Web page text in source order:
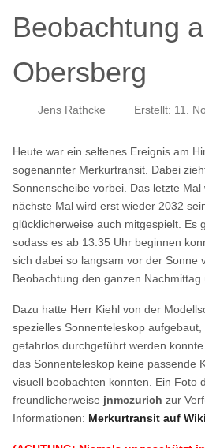
Beobachtung
Obersberg
Jens Rathcke Erstellt: 11.
Heute war ein seltenes Ereignis am
sogenannter Merkurtransit. Dabei
Sonnenscheibe vorbei. Das letzte
nächste Mal wird erst wieder 2032
glücklicherweise auch mitgespielt. Es
sodass es ab 13:35 Uhr beginnen
sich dabei so langsam vor der Sonne
Beobachtung den ganzen Nachmittag
Dazu hatte Herr Kiehl von der
spezielles Sonnenteleskop
gefahrlos durchgeführt werden
das Sonnenteleskop keine passende
visuell beobachten konnten. Ein Foto
freundlicherweise jnmczurich zur
Informationen: Merkurtransit auf